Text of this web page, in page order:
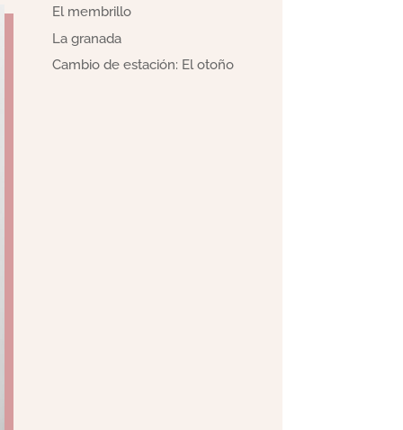
El membrillo
La granada
Cambio de estación: El otoño